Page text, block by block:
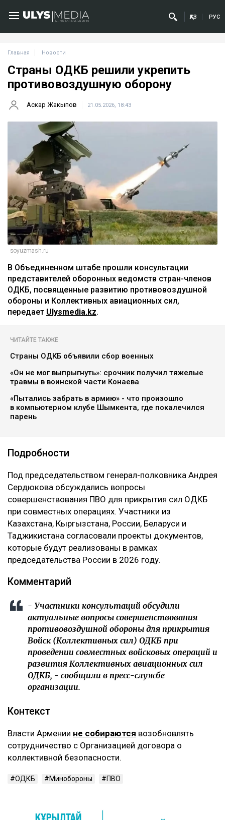
ҚАЗ РУС
Главная Новости
Страны ОДКБ решили укрепить
противовоздушную оборону
Аскар Жакыпов 21.05.2026, 18:43
soyuzmash.ru
В Объединенном штабе прошли консультации
представителей оборонных ведомств стран-членов
ОДКБ, посвященные развитию противовоздушной
обороны и Коллективных авиационных сил,
передает Ulysmedia.kz.
ЧИТАЙТЕ ТАКЖЕ
Страны ОДКБ объявили сбор военных
«Он не мог выпрыгнуть»: срочник получил тяжелые
травмы в воинской части Конаева
«Пытались забрать в армию» - что произошло
в компьютерном клубе Шымкента, где покалечился
парень
Подробности
Под председательством генерал-полковника Андрея
Сердюкова обсуждались вопросы
совершенствования ПВО для прикрытия сил ОДКБ
при совместных операциях. Участники из
Казахстана, Кыргызстана, России, Беларуси и
Таджикистана согласовали проекты документов,
которые будут реализованы в рамках
председательства России в 2026 году.
Комментарий
- Участники консультаций обсудили
актуальные вопросы совершенствования
противовоздушной обороны для прикрытия
Войск (Коллективных сил) ОДКБ при
проведении совместных войсковых операций и
развития Коллективных авиационных сил
ОДКБ, - сообщили в пресс-службе
организации.
Контекст
Власти Армении не собираются возобновлять
сотрудничество с Организацией договора о
коллективной безопасности.
ОДКБ Минобороны ПВО